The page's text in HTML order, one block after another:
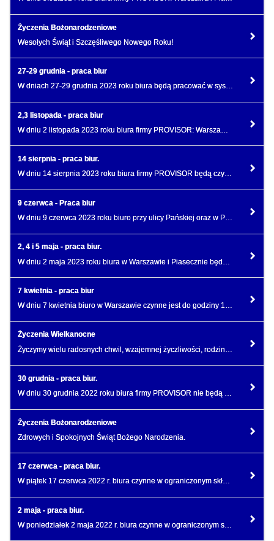
Życzenia Bożonarodzeniowe
Wesołych Świąt i Szczęśliwego Nowego Roku!
27-29 grudnia - praca biur
W dniach 27-29 grudnia 2023 roku biura będą pracować w systemie dyżurów z ograniczoną obsadą.
2,3 listopada - praca biur
W dniu 2 listopada 2023 roku biura firmy PROVISOR: Warszawa i Piaseczno będą nieczynne.
14 sierpnia - praca biur.
W dniu 14 sierpnia 2023 roku biura firmy PROVISOR będą czynne w systemie dyżurów z niepełną obsadą.
9 czerwca - Praca biur
W dniu 9 czerwca 2023 roku biuro przy ulicy Pańskiej oraz w Piasecznie otwarte są w trybie dyżurowym
2, 4 i 5 maja - praca biur.
7 kwietnia - praca biur
W dniu 7 kwietnia biuro w Warszawie czynne jest do godziny 14:00.
Życzenia Wielkanocne
30 grudnia - praca biur.
W dniu 30 grudnia 2022 roku biura firmy PROVISOR nie będą nieczynne.
Życzenia Bożonarodzeniowe
Zdrowych i Spokojnych Świąt Bożego Narodzenia.
17 czerwca - praca biur.
W piątek 17 czerwca 2022 r. biura czynne w ograniczonym składzie osobowym do godz. 13:00.
2 maja - praca biur.
W poniedziałek 2 maja 2022 r. biura czynne w ograniczonym składzie osobowym do godz. 16:00.